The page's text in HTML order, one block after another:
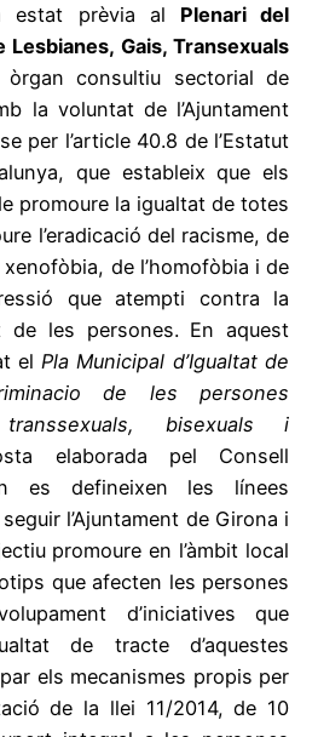
estat prèvia al Plenari del
Gais, Transexuals
òrgan consultiu sectorial de
la voluntat de l’Ajuntament
per l’article 40.8 de l’Estatut
que estableix que els
promoure la igualtat de totes
l’eradicació del racisme, de
xenofòbia, de l’homofòbia i de
que atempti contra la
les persones. En aquest
el Pla Municipal d’Igualtat de
de les persones
bisexuals i
elaborada pel Consell
es defineixen les línees
l’Ajuntament de Girona i
promoure en l’àmbit local
que afecten les persones
d’iniciatives que
de tracte d’aquestes
els mecanismes propis per
de la llei 11/2014, de 10